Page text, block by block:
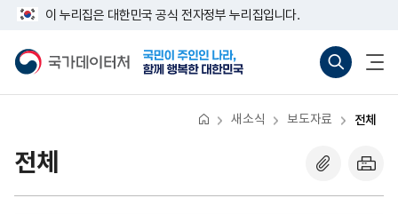
뛰
이 누리집은 대한민국 공식 전자정부 누리집입니다.
터
바
(새
기)
열
새소식 보도자료 전체
전체